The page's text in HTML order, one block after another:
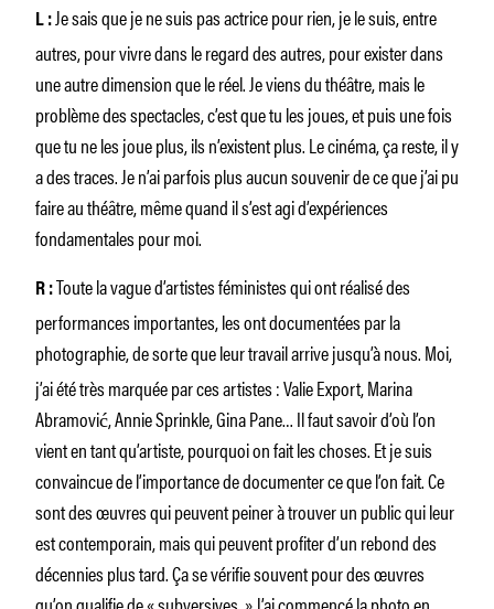
L : Je sais que je ne suis pas actrice pour rien, je le suis, entre
autres, pour vivre dans le regard des autres, pour exister dans
une autre dimension que le réel. Je viens du théâtre, mais le
problème des spectacles, c’est que tu les joues, et puis une fois
que tu ne les joue plus, ils n’existent plus. Le cinéma, ça reste, il y
a des traces. Je n’ai parfois plus aucun souvenir de ce que j’ai pu
faire au théâtre, même quand il s’est agi d’expériences
fondamentales pour moi.
R :Toute la vague d’artistes féministes qui ont réalisé des
performances importantes, les ont documentées par la
photographie, de sorte que leur travail arrive jusqu’à nous.Moi,
j’ai été très marquée par ces artistes : Valie Export, Marina
Abramović, Annie Sprinkle, Gina Pane… Il faut savoir d’où l’on
vient en tant qu’artiste, pourquoi on fait les choses. Et je suis
convaincue de l’importance de documenter ce que l’on fait. Ce
sont des œuvres qui peuvent peiner à trouver un public qui leur
est contemporain, mais qui peuvent profiter d’un rebond des
décennies plus tard. Ça se vérifie souvent pour des œuvres